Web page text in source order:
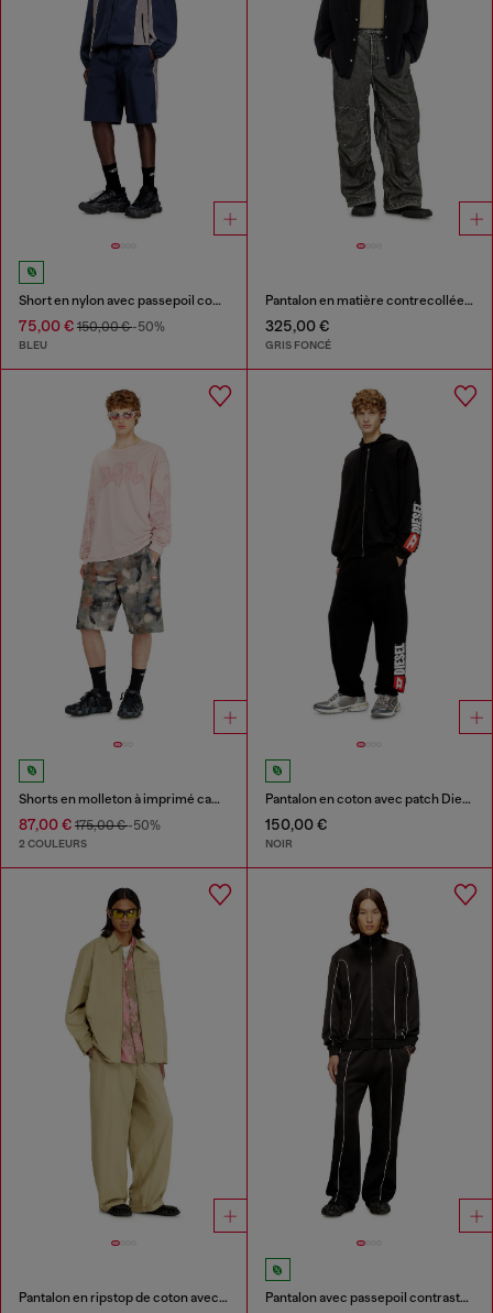
Short en nylon avec passepoil contrastant
75,00 € 150,00 €-50%
BLEU
Pantalon en matière contrecollée effet usé
325,00 €
GRIS FONCÉ
Shorts en molleton à imprimé camouflage digital
87,00 € 175,00 €-50%
2 COULEURS
Pantalon en coton avec patch Diesel
150,00 €
NOIR
Pantalon en ripstop de coton avec boucles latérales Pantalon avec passepoil contrastant